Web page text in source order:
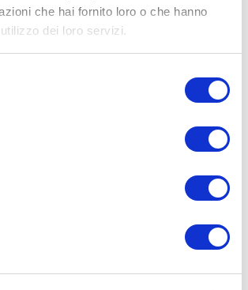
che hai fornito loro o che hanno
dei loro servizi.